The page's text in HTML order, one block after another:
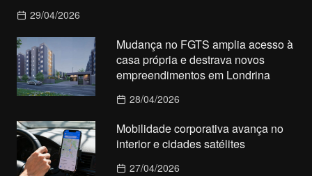
29/04/2026
Mudança no FGTS amplia acesso à
casa própria e destrava novos
empreendimentos em Londrina
28/04/2026
Mobilidade corporativa avança no
interior e cidades satélites
27/04/2026